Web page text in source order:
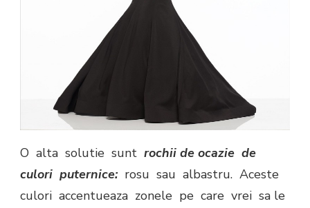
O alta solutie sunt rochii de ocazie de
culori puternice: rosu sau albastru. Aceste
culori accentueaza zonele pe care vrei sa le